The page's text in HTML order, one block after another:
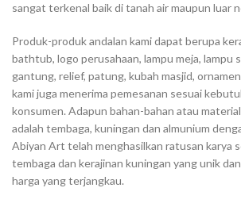
sangat terkenal baik di tanah air maupun luar
Produk-produk andalan kami dapat berupa
bathtub, logo perusahaan, lampu meja, lampu
gantung, relief, patung, kubah masjid,
kami juga menerima pemesanan sesuai
konsumen. Adapun bahan-bahan atau
adalah tembaga, kuningan dan almunium
Abiyan Art telah menghasilkan ratusan karya
tembaga dan kerajinan kuningan yang unik
harga yang terjangkau.